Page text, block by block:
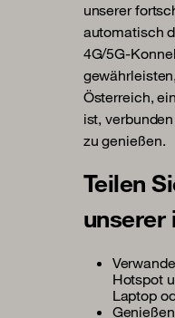
unserer
automatisch
4G/5G-
Österreich,
ist,
zu genießen.
Teilen
unserer
Hotspot
Laptop